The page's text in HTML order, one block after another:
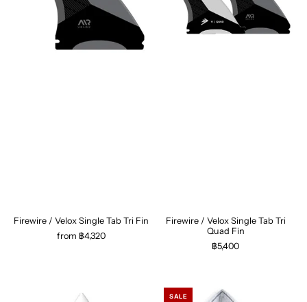
Firewire / Velox Single Tab Tri Fin
from ฿4,320
Firewire / Velox Single Tab Tri
Quad Fin
฿5,400
SALE